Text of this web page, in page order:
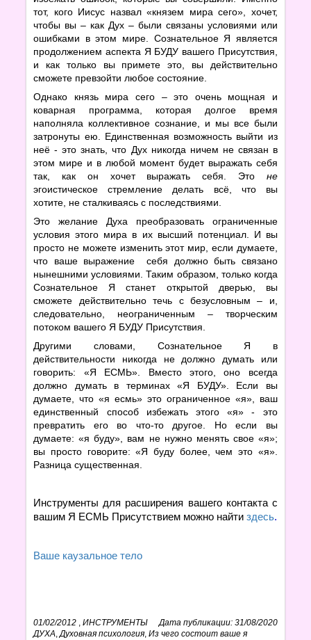
тот, кого Иисус назвал «князем мира сего», хочет,
чтобы вы – как Дух – были связаны условиями или
ошибками в этом мире. Сознательное Я является
продолжением аспекта Я БУДУ вашего Присутствия,
и как только вы примете это, вы действительно
сможете превзойти любое состояние.
Однако князь мира сего – это очень мощная и
коварная программа, которая долгое время
наполняла коллективное сознание, и мы все были
затронуты ею. Единственная возможность выйти из
неё - это знать, что Дух никогда ничем не связан в
этом мире и в любой момент будет выражать себя
так, как он хочет выражать себя. Это не
эгоистическое стремление делать всё, что вы
хотите, не сталкиваясь с последствиями.
Это желание Духа преобразовать ограниченные
условия этого мира в их высший потенциал. И вы
просто не можете изменить этот мир, если думаете,
что ваше выражение себя должно быть связано
нынешними условиями. Таким образом, только когда
Сознательное Я станет открытой дверью, вы
сможете действительно течь с безусловным – и,
следовательно, неограниченным – творческим
потоком вашего Я БУДУ Присутствия.
Другими словами, Сознательное Я в
действительности никогда не должно думать или
говорить: «Я ЕСМЬ». Вместо этого, оно всегда
должно думать в терминах «Я БУДУ». Если вы
думаете, что «я есмь» это ограниченное «я», ваш
единственный способ избежать этого «я» - это
превратить его во что-то другое. Но если вы
думаете: «я буду», вам не нужно менять свое «я»;
вы просто говорите: «Я буду более, чем это «я».
Разница существенная.
Инструменты для расширения вашего контакта с
вашим Я ЕСМЬ Присутствием можно найтиздесь.
Ваше каузальное тело
01/02/2012 Дата публикации: 31/08/2020
,ИНСТРУМЕНТЫ
ДУХА,Духовная психология,Из чего состоит ваше я